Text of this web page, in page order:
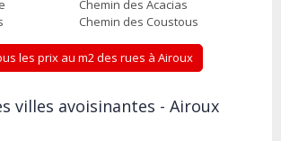
Chemin des Acacias
Chemin des Coustous
les prix au m2 des rues à Airoux
villes avoisinantes - Airoux